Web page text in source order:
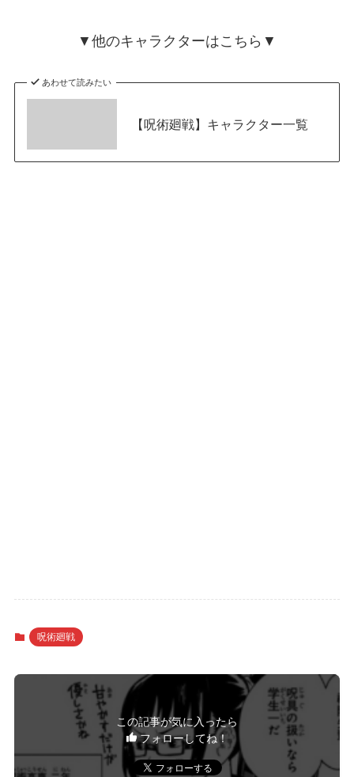
▼他のキャラクターはこちら▼
あわせて読みたい
【呪術廻戦】キャラクター一覧
呪術廻戦
この記事が気に入ったら
フォローしてね！